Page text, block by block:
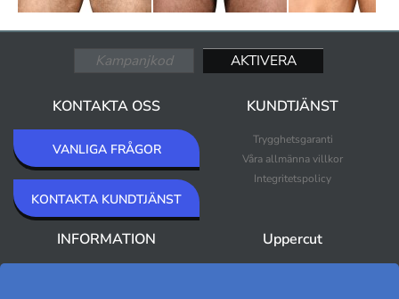
KONTAKTA OSS
VANLIGA FRÅGOR
KONTAKTA KUNDTJÄNST
KUNDTJÄNST
Trygghetsgaranti
Våra allmänna villkor
Integritetspolicy
INFORMATION Uppercut